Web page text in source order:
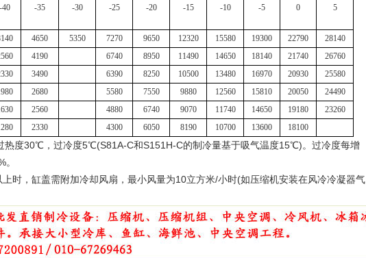
-40 -35 -30 -25 -20 -15 -10 -5 0 5
4650 5350 7270 9650 12320 15580 19300 22790
28140
4190 6740 8950 11490 14650 18140 21740
26760
3490 6390 8250 10500 13480 16970 20930
25580
2680 5580 7550 9880 12560 15810 20050
24490
2560 4880 6740 9070 11740 14650 19180
23260
2330 4300 6050 8190 10700 13600 18100
度30℃，过冷度5℃(S81A-C和S151H-C的制冷量基于吸气温度15℃)。过冷度每增
，缸盖需附加冷却风扇，最小风量为10立方米/小时(如压缩机安装在风冷冷凝器气